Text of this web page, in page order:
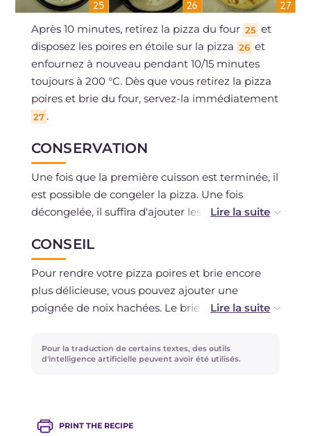
Après 10 minutes, retirez la pizza du four 25 et
disposez les poires en étoile sur la pizza 26 et
enfournez à nouveau pendant 10/15 minutes
toujours à 200 °C. Dès que vous retirez la pizza
poires et brie du four, servez-la immédiatement
27 .
CONSERVATION
Une fois que la première cuisson est terminée, il
est possible de congeler la pizza. Une fois
décongelée, il suffira d'ajouter les poires et de
CONSEIL
Pour rendre votre pizza poires et brie encore
plus délicieuse, vous pouvez ajouter une
poignée de noix hachées. Le brie peut être
Pour la traduction de certains textes, des outils
d'intelligence artificielle peuvent avoir été utilisés.
PRINT THE RECIPE